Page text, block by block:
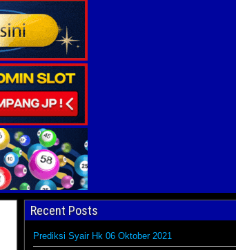
Recent Posts
Prediksi Syair Hk 06 Oktober 2021